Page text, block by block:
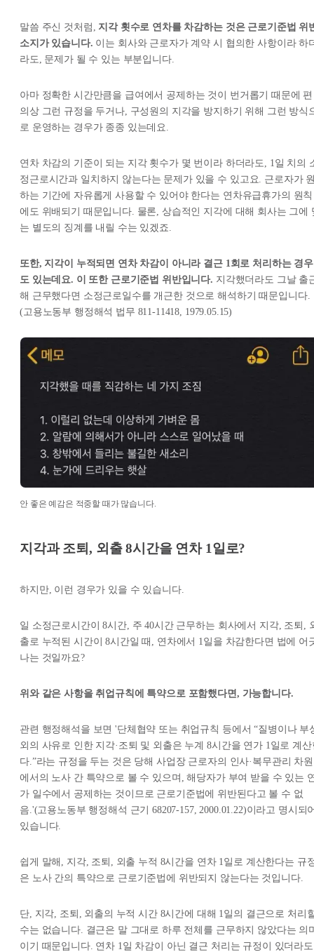
말씀 주신 것처럼, 지각 횟수로 연차를 차감하는 것은 근로기준법 위
소지가 있습니다. 이는 회사와 근로자가 계약 시 협의한 사항이라 하
라도, 문제가 될 수 있는 부분입니다.
아마 정확한 시간만큼을 급여에서 공제하는 것이 번거롭기 때문에 편
의상 그런 규정을 두거나, 구성원의 지각을 방지하기 위해 그런 방식
로 운영하는 경우가 종종 있는데요.​
연차 차감의 기준이 되는 지각 횟수가 몇 번이라 하더라도, 1일 치의
정근로시간과 일치하지 않는다는 문제가 있을 수 있고요. 근로자가
하는 기간에 자유롭게 사용할 수 있어야 한다는 연차유급휴가의 원칙
에도 위배되기 때문입니다.​ 물론, 상습적인 지각에 대해 회사는 그에
는 별도의 징계를 내릴 수는 있겠죠.
또한, 지각이 누적되면 연차 차감이 아니라 결근 1회로 처리하는 경우
도 있는데요. 이 또한 근로기준법 위반입니다. 지각했더라도 그날 출
해 근무했다면 소정근로일수를 개근한 것으로 해석하기 때문입니다.
(고용노동부 행정해석 법무 811-11418, 1979.05.15)
안 좋은 예감은 적중할 때가 많습니다.
지각과 조퇴, 외출 8시간을 연차 1일로?
하지만, 이런 경우가 있을 수 있습니다.
일 소정근로시간이 8시간, 주 40시간 근무하는 회사에서 지각, 조퇴,
출로 누적된 시간이 8시간일 때, 연차에서 1일을 차감한다면 법에 어
나는 것일까요?​
위와 같은 사항을 취업규칙에 특약으로 포함했다면, 가능합니다.
관련 행정해석을 보면 '단체협약 또는 취업규칙 등에서 “질병이나 부
외의 사유로 인한 지각·조퇴 및 외출은 누계 8시간을 연가 1일로 계산
다.”라는 규정을 두는 것은 당해 사업장 근로자의 인사·복무관리 차원
에서의 노사 간 특약으로 볼 수 있으며, 해당자가 부여 받을 수 있는
가 일수에서 공제하는 것이므로 근로기준법에 위반된다고 볼 수 없
음.'(고용노동부 행정해석 근기 68207-157, 2000.01.22)이라고 명시되
있습니다.​
쉽게 말해, 지각, 조퇴, 외출 누적 8시간을 연차 1일로 계산한다는 규
은 노사 간의 특약으로 근로기준법에 위반되지 않는다는 것입니다.
단, 지각, 조퇴, 외출의 누적 시간 8시간에 대해 1일의 결근으로 처리
수는 없습니다. 결근은 말 그대로 하루 전체를 근무하지 않았다는 의
이기 때문입니다. 연차 1일 차감이 아닌 결근 처리는 규정이 있더라도